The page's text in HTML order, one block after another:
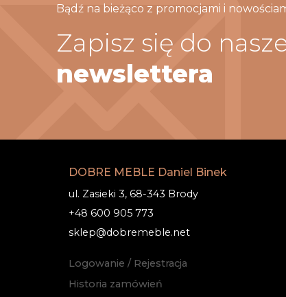
Bądź na bieżąco z promocjami i
Zapisz się do
newslettera
DOBRE MEBLE Daniel Binek
ul. Zasieki 3, 68-343 Brody
+48 600 905 773
sklep@dobremeble.net
Logowanie / Rejestracja
Historia zamówień